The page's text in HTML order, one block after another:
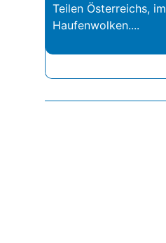
Teilen Österreichs,
Haufenwolken....